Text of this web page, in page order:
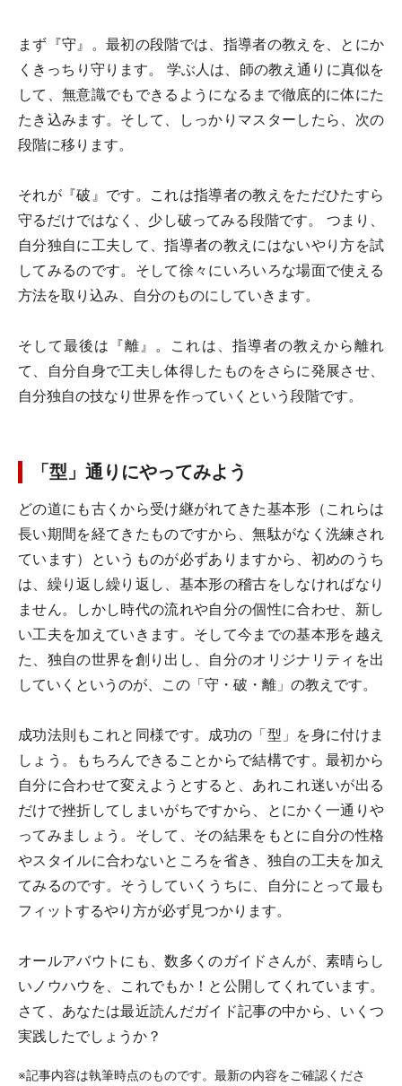
まず『守』。最初の段階では、指導者の教えを、とにか
くきっちり守ります。 学ぶ人は、師の教え通りに真似を
して、無意識でもできるようになるまで徹底的に体にた
たき込みます。そして、しっかりマスターしたら、次の
段階に移ります。
それが『破』です。これは指導者の教えをただひたすら
守るだけではなく、少し破ってみる段階です。 つまり、
自分独自に工夫して、指導者の教えにはないやり方を試
してみるのです。そして徐々にいろいろな場面で使える
方法を取り込み、自分のものにしていきます。
そして最後は『離』。これは、指導者の教えから離れ
て、自分自身で工夫し体得したものをさらに発展させ、
自分独自の技なり世界を作っていくという段階です。
「型」通りにやってみよう
どの道にも古くから受け継がれてきた基本形（これらは
長い期間を経てきたものですから、無駄がなく洗練され
ています）というものが必ずありますから、初めのうち
は、繰り返し繰り返し、基本形の稽古をしなければなり
ません。しかし時代の流れや自分の個性に合わせ、新し
い工夫を加えていきます。そして今までの基本形を越え
た、独自の世界を創り出し、自分のオリジナリティを出
していくというのが、この「守・破・離」の教えです。
成功法則もこれと同様です。成功の「型」を身に付けま
しょう。もちろんできることからで結構です。最初から
自分に合わせて変えようとすると、あれこれ迷いが出る
だけで挫折してしまいがちですから、とにかく一通りや
ってみましょう。そして、その結果をもとに自分の性格
やスタイルに合わないところを省き、独自の工夫を加え
てみるのです。そうしていくうちに、自分にとって最も
フィットするやり方が必ず見つかります。
オールアバウトにも、数多くのガイドさんが、素晴らし
いノウハウを、これでもか！と公開してくれています。
さて、あなたは最近読んだガイド記事の中から、いくつ
実践したでしょうか？
※記事内容は執筆時点のものです。最新の内容をご確認くださ